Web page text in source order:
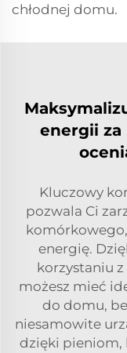
chłodnej domu.
energii za
Kluczowy
pozwala Ci
komórkowego,
energię.
korzystaniu
możesz mieć
do domu,
niesamowite
dzięki pieniom,